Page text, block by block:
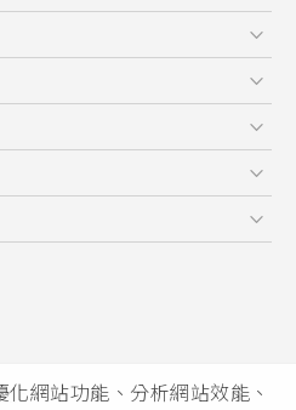
網站功能、分析網站效能、